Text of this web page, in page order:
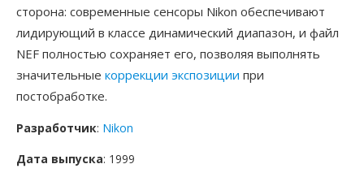
сторона: современные сенсоры Nikon обеспечивают
лидирующий в классе динамический диапазон, и файл
NEF полностью сохраняет его, позволяя выполнять
значительные коррекции экспозиции при
постобработке.
Разработчик: Nikon
Дата выпуска: 1999